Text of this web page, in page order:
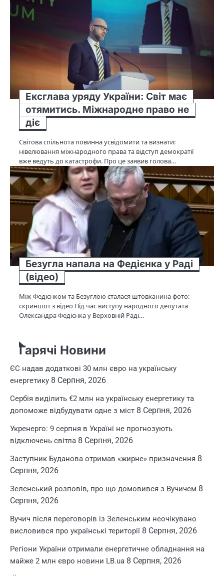
Ексглава уряду України: Світ має
отямитись. Міжнародне право не
діє
Світова спільнота повинна усвідомити та визнати:
нівелювання міжнародного права та відступ демократії
вже ведуть до катастрофи. Про це заявив голова…
Безугла напала на Федієнка у Раді
(відео)
Між Федієнком та Безуглою сталася штовханина фото:
скриншот з відео Під час виступу народного депутата
Олександра Федієнка у Верховній Раді…
Гарячі Новини
ЄС надав додаткові 30 млн євро на українську
енергетику 8 Серпня, 2026
Сербія виділить €2 млн на українську енергетику та
допоможе відбудувати одне з міст 8 Серпня, 2026
Укренерго: 9 серпня в Україні не прогнозують
відключень світла 8 Серпня, 2026
Заступник Буданова отримав «жирне» призначення 8
Серпня, 2026
Зеленський розповів, про що домовився з Вучичем 8
Серпня, 2026
Вучич після переговорів із Зеленським неочікувано
висловився про українські території 8 Серпня, 2026
Регіони України отримали енергетичне обладнання на
майже 2 млн євро новини LB.ua 8 Серпня, 2026